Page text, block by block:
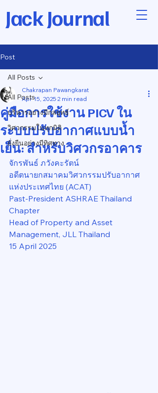
Jack Journal
Post
All Posts
บริหารอย่างมีกลยุทธ์
วิศวกรรมในทุกมิติ
ยั่งยืนอย่างมีทิศทาง
All Posts
คู่มือการใช้งาน PICV ใน
ระบบปรับอากาศแบบน้ำ
เย็น: สำหรับวิศวกรอาคาร
Chakrapan Pawangkarat
Apr 15, 2025 2 min read
จักรพันธ์ ภวังคะรัตน์
อดีตนายกสมาคมวิศวกรรมปรับอากาศ
แห่งประเทศไทย (ACAT)
Past-President ASHRAE Thailand
Chapter
Head of Property and Asset
Management, JLL Thailand
15 April 2025